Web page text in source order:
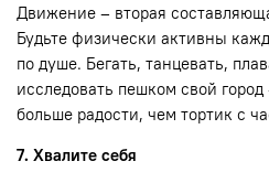
Движение – вторая
Будьте физически активны
по душе. Бегать, танцевать,
исследовать пешком свой город
больше радости, чем тортик с
7. Хвалите себя